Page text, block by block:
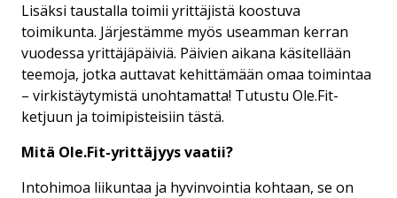
Lisäksi taustalla toimii yrittäjistä koostuva
toimikunta. Järjestämme myös useamman kerran
vuodessa yrittäjäpäiviä. Päivien aikana käsitellään
teemoja, jotka auttavat kehittämään omaa toimintaa
– virkistäytymistä unohtamatta! Tutustu Ole.Fit-
ketjuun ja toimipisteisiin tästä.
Mitä Ole.Fit-yrittäjyys vaatii?
Intohimoa liikuntaa ja hyvinvointia kohtaan, se on